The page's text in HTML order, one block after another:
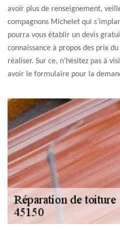
avoir plus de renseignement,
compagnons Michelet qui
pourra vous établir un devis
connaissance à propos des prix
réaliser. Sur ce, n’hésitez pas à
avoir le formulaire pour la